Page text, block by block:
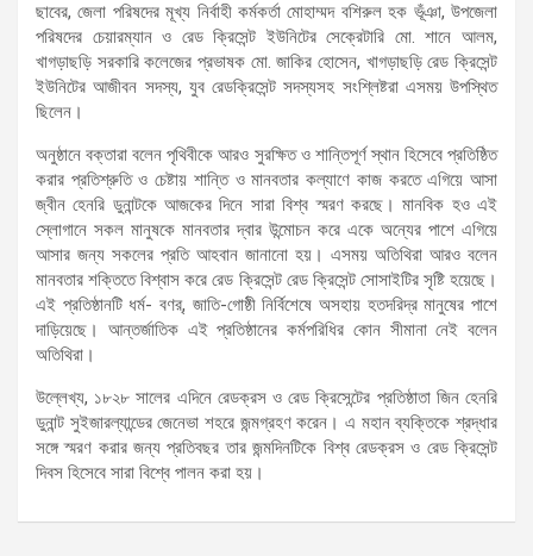
ছাবের, জেলা পরিষদের মূখ্য নির্বাহী কর্মকর্তা মোহাম্মদ বশিরুল হক ভূঁঞা, উপজেলা
পরিষদের চেয়ারম্যান ও রেড ক্রিসেন্ট ইউনিটের সেক্রেটারি মো. শানে আলম,
খাগড়াছড়ি সরকারি কলেজের প্রভাষক মো. জাকির হোসেন, খাগড়াছড়ি রেড ক্রিসেন্ট
ইউনিটের আজীবন সদস্য, যুব রেডক্রিসেন্ট সদস্যসহ সংশ্লিষ্টরা এসময় উপস্থিত
ছিলেন।
অনুষ্ঠানে বক্তারা বলেন পৃথিবীকে আরও সুরক্ষিত ও শান্তিপূর্ণ স্থান হিসেবে প্রতিষ্ঠিত
করার প্রতিশ্রুতি ও চেষ্টায় শান্তি ও মানবতার কল্যাণে কাজ করতে এগিয়ে আসা
জ্বীন হেনরি ডুনান্টকে আজকের দিনে সারা বিশ্ব স্মরণ করছে। মানবিক হও এই
স্লোগানে সকল মানুষকে মানবতার দ্বার উন্মোচন করে একে অন্যের পাশে এগিয়ে
আসার জন্য সকলের প্রতি আহবান জানানো হয়। এসময় অতিথিরা আরও বলেন
মানবতার শক্তিতে বিশ্বাস করে রেড ক্রিসেন্ট রেড ক্রিসেন্ট সোসাইটির সৃষ্টি হয়েছে।
এই প্রতিষ্ঠানটি ধর্ম- বণর্, জাতি-গোষ্ঠী নির্বিশেষে অসহায় হতদরিদ্র মানুষের পাশে
দাড়িয়েছে। আন্তর্জাতিক এই প্রতিষ্ঠানের কর্মপরিধির কোন সীমানা নেই বলেন
অতিথিরা।
উল্লেখ্য, ১৮২৮ সালের এদিনে রেডক্রস ও রেড ক্রিসেন্টের প্রতিষ্ঠাতা জিন হেনরি
ডুনান্ট সুইজারল্যান্ডের জেনেভা শহরে জন্মগ্রহণ করেন। এ মহান ব্যক্তিকে শ্রদ্ধার
সঙ্গে স্মরণ করার জন্য প্রতিবছর তার জন্মদিনটিকে বিশ্ব রেডক্রস ও রেড ক্রিসেন্ট
দিবস হিসেবে সারা বিশ্বে পালন করা হয়।